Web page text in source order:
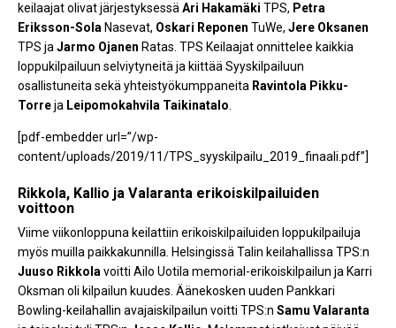
keilaajat olivat järjestyksessäAri Hakamäki TPS, Petra
Eriksson-Sola Nasevat, Oskari Reponen TuWe, Jere Oksanen
TPS jaJarmo Ojanen Ratas. TPS Keilaajat onnittelee kaikkia
loppukilpailuun selviytyneitä ja kiittää Syyskilpailuun
osallistuneita sekä yhteistyökumppaneita Ravintola Pikku-
Torreja Leipomokahvila Taikinatalo.
[pdf-embedder url=”/wp-
content/uploads/2019/11/TPS_syyskilpailu_2019_finaali.pdf”]
Rikkola, Kallio ja Valaranta erikoiskilpailuiden
voittoon
Viime viikonloppuna keilattiin erikoiskilpailuiden loppukilpailuja
myös muilla paikkakunnilla. Helsingissä Talin keilahallissa TPS:n
Juuso Rikkola voitti Ailo Uotila memorial-erikoiskilpailun ja Karri
Oksman oli kilpailun kuudes. Äänekosken uuden Pankkari
Bowling-keilahallin avajaiskilpailun voitti TPS:n Samu Valaranta